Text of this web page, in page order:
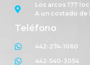
Los arcos 177
A un costado de
Teléfono
442-274-1060
442-540-3054